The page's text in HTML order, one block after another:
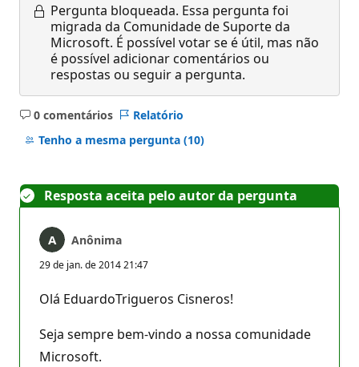
Pergunta bloqueada. Essa pergunta foi
migrada da Comunidade de Suporte da
Microsoft. É possível votar se é útil, mas não
é possível adicionar comentários ou
respostas ou seguir a pergunta.
0 comentários
Sem
comentários
Relatório
Tenho a mesma pergunta (10)
Resposta aceita pelo autor da pergunta
Anônima
29 de jan. de 2014 21:47
Olá EduardoTrigueros Cisneros!
Seja sempre bem-vindo a nossa comunidade
Microsoft.